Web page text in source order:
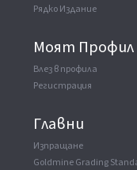
Рядко Издание
Моят Профил
Влез в профила
Регистрация
Главни
Изпращане
Goldmine Grading